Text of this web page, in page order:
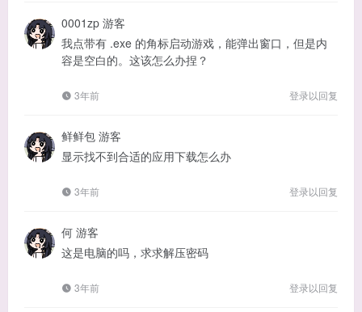
0001zp 游客
我点带有 .exe 的角标启动游戏，能弹出窗口，但是内
容是空白的。这该怎么办捏？
3年前 登录以回复
鲜鲜包 游客
显示找不到合适的应用下载怎么办
3年前 登录以回复
何 游客
这是电脑的吗，求求解压密码
3年前 登录以回复